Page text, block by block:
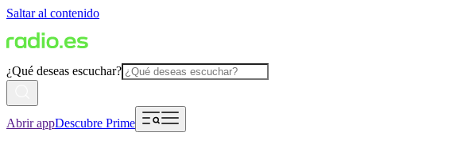
Saltar al contenido
¿Qué deseas escuchar?
Abrir appDescubre Prime